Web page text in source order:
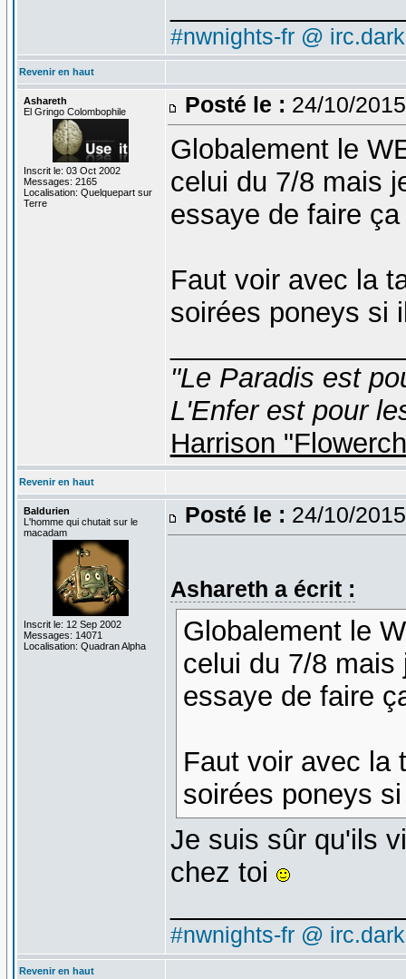
#nwnights-fr @
Revenir en haut
Ashareth
El Gringo Colombophile
Inscrit le: 03 Oct 2002
Messages: 2165
Localisation: Quelquepart sur
Terre
Posté le : 24/10/
Globalement le
celui du 7/8 mais
essaye de faire
Faut voir avec la
soirées poneys si
"Le Paradis est
L'Enfer est pour
Harrison
Revenir en haut
Baldurien
L'homme qui chutait sur le
macadam
Inscrit le: 12 Sep 2002
Messages: 14071
Localisation: Quadran Alpha
Posté le : 24/10/
Ashareth a écrit :
Globalement le
celui du 7/8 mais
essaye de faire
Faut voir avec la
soirées poneys
Je suis sûr qu'ils
chez toi
#nwnights-fr @
Revenir en haut